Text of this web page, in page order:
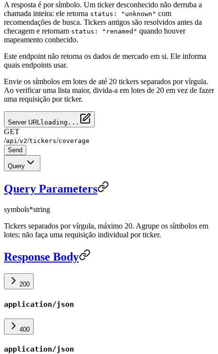
A resposta é por símbolo. Um ticker desconhecido não derruba a
chamada inteira: ele retorna status: "unknown" com
recomendações de busca. Tickers antigos são resolvidos antes da
checagem e retornam status: "renamed" quando houver
mapeamento conhecido.
Este endpoint não retorna os dados de mercado em si. Ele informa
quais endpoints usar.
Envie os símbolos em lotes de até 20 tickers separados por vírgula.
Ao verificar uma lista maior, divida-a em lotes de 20 em vez de fazer
uma requisição por ticker.
Server URLloading...
GET
/api/v2/tickers/coverage
Send
Query
Query Parameters
symbols*string
Tickers separados por vírgula, máximo 20. Agrupe os símbolos em
lotes; não faça uma requisição individual por ticker.
Response Body
200
application/json
400
application/json